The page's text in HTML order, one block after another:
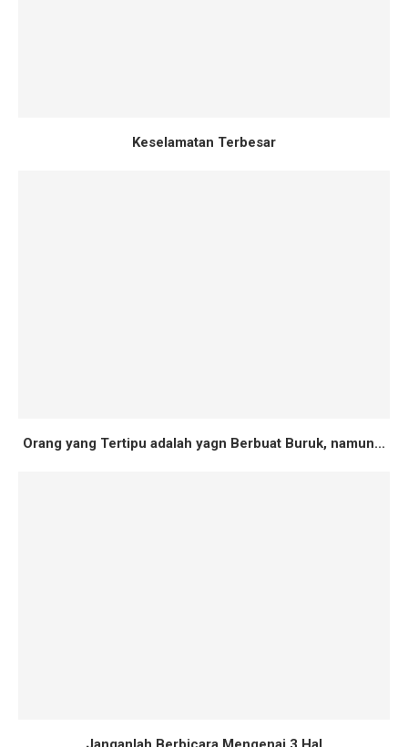
Keselamatan Terbesar
Orang yang Tertipu adalah yagn Berbuat Buruk, namun...